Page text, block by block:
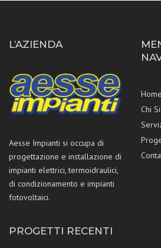
L’AZIENDA
Aesse Impianti si occupa di
progettazione e installazione di
impianti elettrici, termoidraulici,
di condizionamento e impianti
fotovoltaici.
Home
Chi
PROGETTI RECENTI